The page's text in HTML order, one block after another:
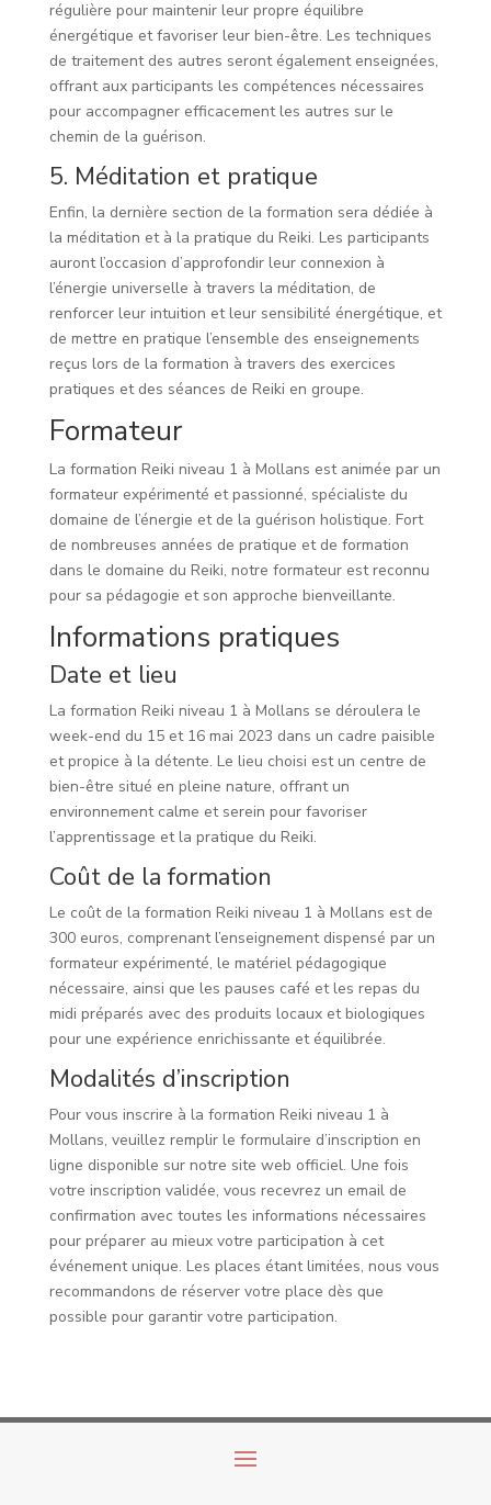
régulière pour maintenir leur propre équilibre
énergétique et favoriser leur bien-être. Les techniques
de traitement des autres seront également enseignées,
offrant aux participants les compétences nécessaires
pour accompagner efficacement les autres sur le
chemin de la guérison.
5. Méditation et pratique
Enfin, la dernière section de la formation sera dédiée à
la méditation et à la pratique du Reiki. Les participants
auront l’occasion d’approfondir leur connexion à
l’énergie universelle à travers la méditation, de
renforcer leur intuition et leur sensibilité énergétique, et
de mettre en pratique l’ensemble des enseignements
reçus lors de la formation à travers des exercices
pratiques et des séances de Reiki en groupe.
Formateur
La formation Reiki niveau 1 à Mollans est animée par un
formateur expérimenté et passionné, spécialiste du
domaine de l’énergie et de la guérison holistique. Fort
de nombreuses années de pratique et de formation
dans le domaine du Reiki, notre formateur est reconnu
pour sa pédagogie et son approche bienveillante.
Informations pratiques
Date et lieu
La formation Reiki niveau 1 à Mollans se déroulera le
week-end du 15 et 16 mai 2023 dans un cadre paisible
et propice à la détente. Le lieu choisi est un centre de
bien-être situé en pleine nature, offrant un
environnement calme et serein pour favoriser
l’apprentissage et la pratique du Reiki.
Coût de la formation
Le coût de la formation Reiki niveau 1 à Mollans est de
300 euros, comprenant l’enseignement dispensé par un
formateur expérimenté, le matériel pédagogique
nécessaire, ainsi que les pauses café et les repas du
midi préparés avec des produits locaux et biologiques
pour une expérience enrichissante et équilibrée.
Modalités d’inscription
Pour vous inscrire à la formation Reiki niveau 1 à
Mollans, veuillez remplir le formulaire d’inscription en
ligne disponible sur notre site web officiel. Une fois
votre inscription validée, vous recevrez un email de
confirmation avec toutes les informations nécessaires
pour préparer au mieux votre participation à cet
événement unique. Les places étant limitées, nous vous
recommandons de réserver votre place dès que
possible pour garantir votre participation.